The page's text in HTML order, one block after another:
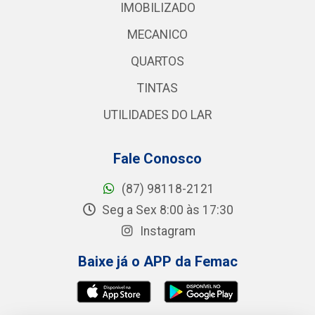
IMOBILIZADO
MECANICO
QUARTOS
TINTAS
UTILIDADES DO LAR
Fale Conosco
(87) 98118-2121
Seg a Sex 8:00 às 17:30
Instagram
Baixe já o APP da Femac